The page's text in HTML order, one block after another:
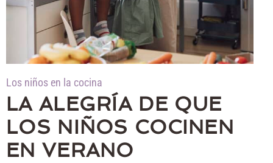
Los niños en la cocina
LA ALEGRÍA DE QUE
LOS NIÑOS COCINEN
EN VERANO